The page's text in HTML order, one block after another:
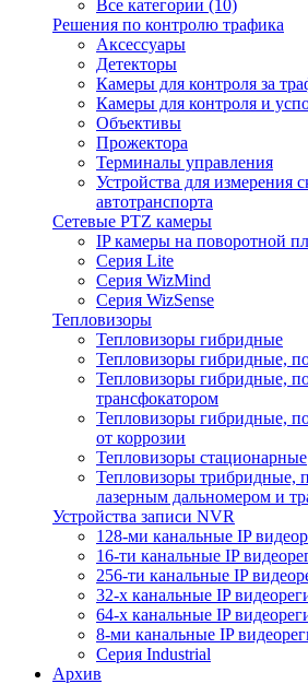
Все категории (10)
Решения по контролю трафика
Аксессуары
Детекторы
Камеры для контроля за
Камеры для контроля и
Объективы
Прожектора
Терминалы управления
Устройства для измерения
автотранспорта
Сетевые PTZ камеры
IP камеры на поворотной
Серия Lite
Серия WizMind
Серия WizSense
Тепловизоры
Тепловизоры гибридные
Тепловизоры гибридные,
Тепловизоры гибридные,
трансфокатором
Тепловизоры гибридные,
от коррозии
Тепловизоры стационарные
Тепловизоры трибридные,
лазерным дальномером и
Устройства записи NVR
128-ми канальные IP
16-ти канальные IP
256-ти канальные IP
32-х канальные IP
64-х канальные IP
8-ми канальные IP
Серия Industrial
Архив